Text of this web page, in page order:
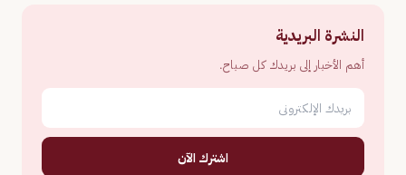
النشرة البريدية
أهم الأخبار إلى بريدك كل صباح.
اشترك الآن